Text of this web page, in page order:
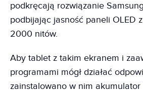
podkręcają rozwiązanie
podbijając jasność paneli OLED
2000 nitów.
Aby tablet z takim ekranem i
programami mógł działać
zainstalowano w nim akumulator